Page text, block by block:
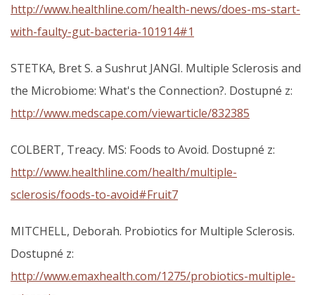
http://www.healthline.com/health-news/does-ms-start-
with-faulty-gut-bacteria-101914#1
STETKA, Bret S. a Sushrut JANGI. Multiple Sclerosis and
the Microbiome: What's the Connection?. Dostupné z:
http://www.medscape.com/viewarticle/832385
COLBERT, Treacy. MS: Foods to Avoid. Dostupné z:
http://www.healthline.com/health/multiple-
sclerosis/foods-to-avoid#Fruit7
MITCHELL, Deborah. Probiotics for Multiple Sclerosis.
Dostupné z:
http://www.emaxhealth.com/1275/probiotics-multiple-